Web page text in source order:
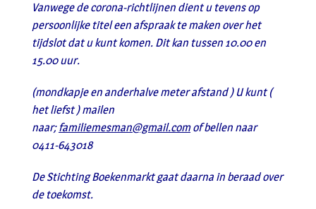
Vanwege de corona-richtlijnen dient u tevens op
persoonlijke titel een afspraak te maken over het
tijdslot dat u kunt komen. Dit kan tussen 10.00 en
15.00 uur.
(mondkapje en anderhalve meter afstand ) U kunt (
het liefst ) mailen
naar;familiemesman@gmail.comof bellen naar
0411-643018
De Stichting Boekenmarkt gaat daarna in beraad over
de toekomst.